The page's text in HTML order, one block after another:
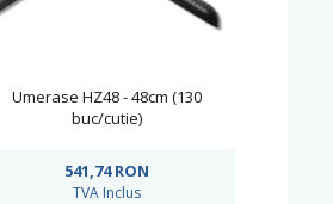
Umerase HZ48 - 48cm (130
buc/cutie)
541,74RON
TVA Inclus